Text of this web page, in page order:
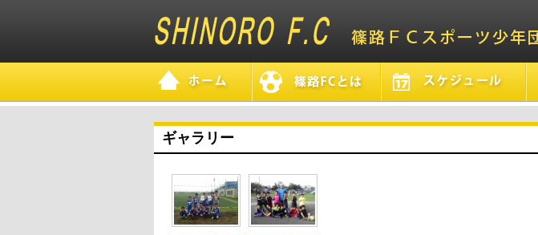
ギャラリー